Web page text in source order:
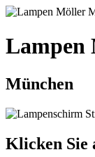
Lampen
München
Klicken Sie